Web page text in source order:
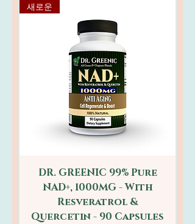
새로운
DR. GREENIC 99% Pure
NAD+, 1000MG - With
Resveratrol &
Quercetin - 90 Capsules